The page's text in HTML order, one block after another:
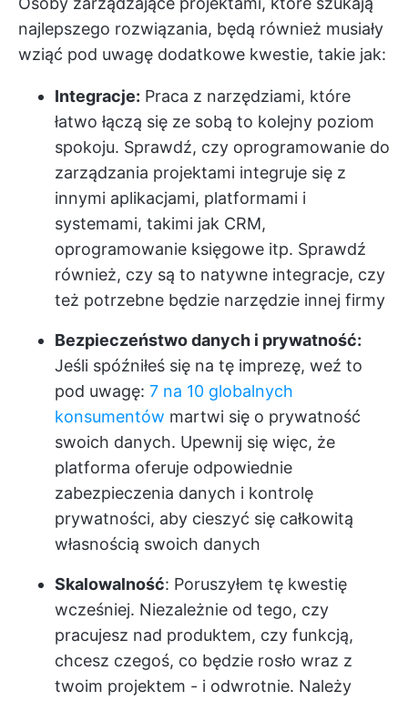
najlepszego rozwiązania, będą również musiały
wziąć pod uwagę dodatkowe kwestie, takie jak:
Integracje: Praca z narzędziami, które
łatwo łączą się ze sobą to kolejny poziom
spokoju. Sprawdź, czy oprogramowanie do
zarządzania projektami integruje się z
innymi aplikacjami, platformami i
systemami, takimi jak CRM,
oprogramowanie księgowe itp. Sprawdź
również, czy są to natywne integracje, czy
też potrzebne będzie narzędzie innej firmy
Bezpieczeństwo danych i prywatność:
Jeśli spóźniłeś się na tę imprezę, weź to
pod uwagę: 7 na 10 globalnych
konsumentów martwi się o prywatność
swoich danych. Upewnij się więc, że
platforma oferuje odpowiednie
zabezpieczenia danych i kontrolę
prywatności, aby cieszyć się całkowitą
własnością swoich danych
Skalowalność: Poruszyłem tę kwestię
wcześniej. Niezależnie od tego, czy
pracujesz nad produktem, czy funkcją,
chcesz czegoś, co będzie rosło wraz z
twoim projektem - i odwrotnie. Należy